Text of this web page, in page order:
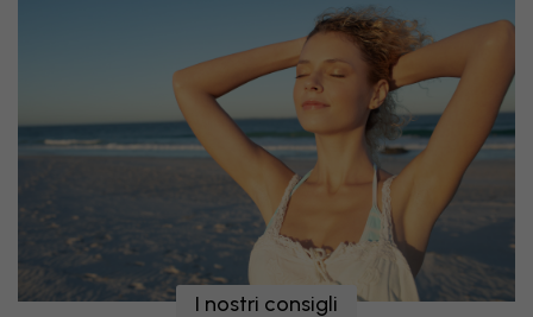
I nostri consigli